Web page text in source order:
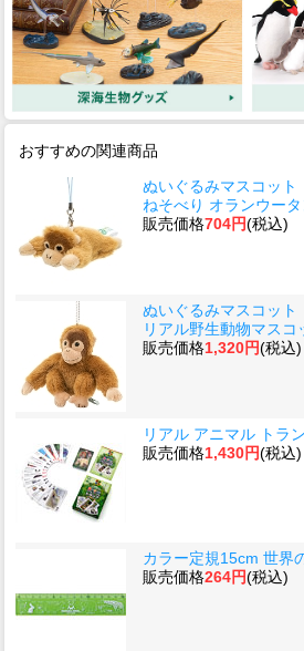
おすすめの関連商品
ぬいぐるみマスコット
ねそべり オランウータ
販売価格704円(税込)
ぬいぐるみマスコット
リアル野生動物マス
販売価格1,320円(税込)
リアル アニマル トラ
販売価格1,430円(税込)
カラー定規15cm 世界
販売価格264円(税込)